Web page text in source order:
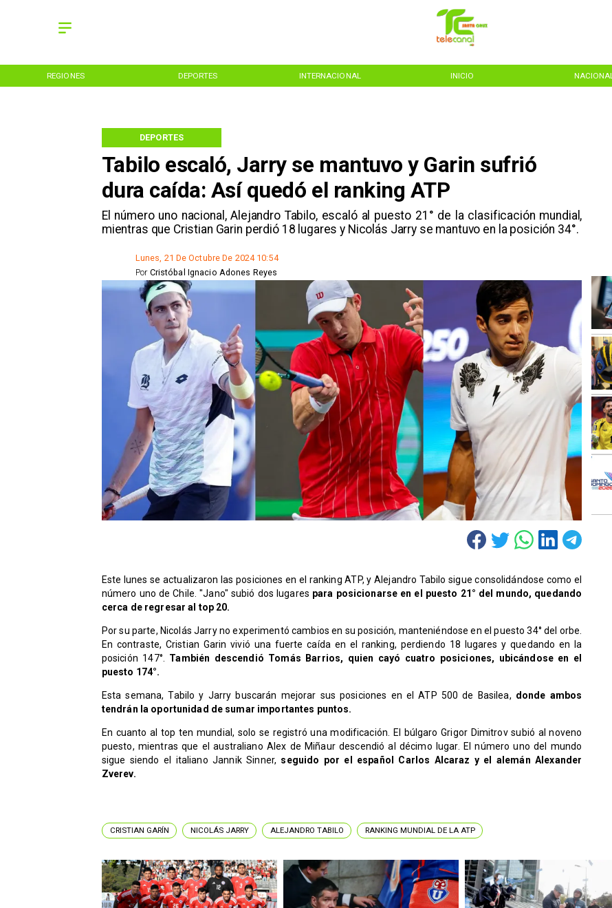
REGIONES DEPORTES INTERNACIONAL INICIO NACIONAL
Tabilo escaló, Jarry se mantuvo y Garin sufrió
dura caída: Así quedó el ranking ATP
​El número uno nacional, Alejandro Tabilo, escaló al puesto 21° de la clasificación mundial,
mientras que Cristian Garin perdió 18 lugares y Nicolás Jarry se mantuvo en la posición 34°.
DEPORTES
Lunes, 21 De Octubre De 2024 10:54
Cristóbal Ignacio Adones Reyes
Por
Este lunes se actualizaron las posiciones en el ranking ATP, y Alejandro Tabilo sigue consolidándose como el
número uno de Chile. "Jano" subió dos lugares para posicionarse en el puesto 21° del mundo, quedando
cerca de regresar al top 20.
Por su parte, Nicolás Jarry no experimentó cambios en su posición, manteniéndose en el puesto 34° del orbe.
En contraste, Cristian Garin vivió una fuerte caída en el ranking, perdiendo 18 lugares y quedando en la
posición 147°. También descendió Tomás Barrios, quien cayó cuatro posiciones, ubicándose en el
puesto 174°.
Esta semana, Tabilo y Jarry buscarán mejorar sus posiciones en el ATP 500 de Basilea, donde ambos
tendrán la oportunidad de sumar importantes puntos.
En cuanto al top ten mundial, solo se registró una modificación. El búlgaro Grigor Dimitrov subió al noveno
puesto, mientras que el australiano Alex de Miñaur descendió al décimo lugar. El número uno del mundo
sigue siendo el italiano Jannik Sinner, seguido por el español Carlos Alcaraz y el alemán Alexander
Zverev.
CRISTIAN GARÍN NICOLÁS JARRY ALEJANDRO TABILO RANKING MUNDIAL DE LA ATP